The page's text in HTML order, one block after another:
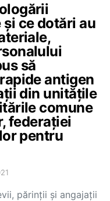
ce dotări au
să
antigen
din unitățile
comune
federației
pentru
părinții și angajații